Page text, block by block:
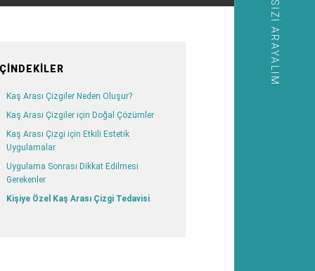
SIZI ARAYALIM
Kaş Arası Çizgiler Neden Oluşur?
Kaş Arası Çizgiler için Doğal Çözümler
Kaş Arası Çizgi için Etkili Estetik
Uygulamalar
Uygulama Sonrası Dikkat Edilmesi
Gerekenler
Kişiye Özel Kaş Arası Çizgi Tedavisi